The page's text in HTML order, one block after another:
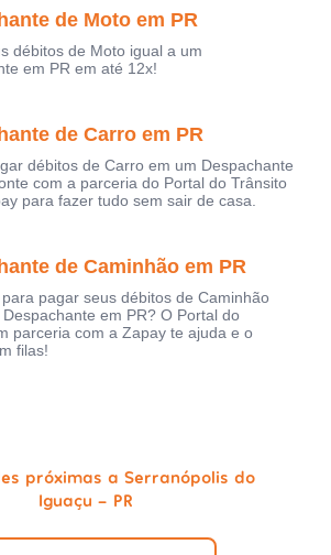
de Moto em PR
débitos de Moto igual a um
em PR em até 12x!
de Carro em PR
débitos de Carro em um Despachante
com a parceria do Portal do Trânsito
para fazer tudo sem sair de casa.
de Caminhão em PR
pagar seus débitos de Caminhão
em PR? O Portal do
parceria com a Zapay te ajuda e o
filas!
próximas a Serranópolis do
Iguaçu - PR